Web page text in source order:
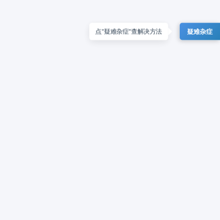
疑难杂症
点"疑难杂症"查解决方法